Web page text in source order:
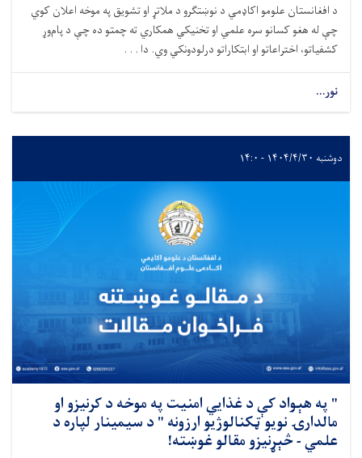
د افغانستان علومو اکاډمي د نوښتګرو د ملاتړ او تشویق په موخه اعلان کوي
چې له هغو کسانو سره علمي او تخنیکي همکاري ته چمتو ده چې د پام‌وړ
کشفیاتو، اختراعاتو او ابتکاراتو درلودونکي وي. دا . . .
نور...
دوشنبه ۱۴۰۴/۴/۳۰ - ۱۴:۰
" په هېواد کې د غذایي امنیت په موخه د کرنیزو او
مالدارۍ نویو ټکنالوژیو ارزونه " د سیمینار لپاره د
علمي - څېړنیزو مقالو غوښته!